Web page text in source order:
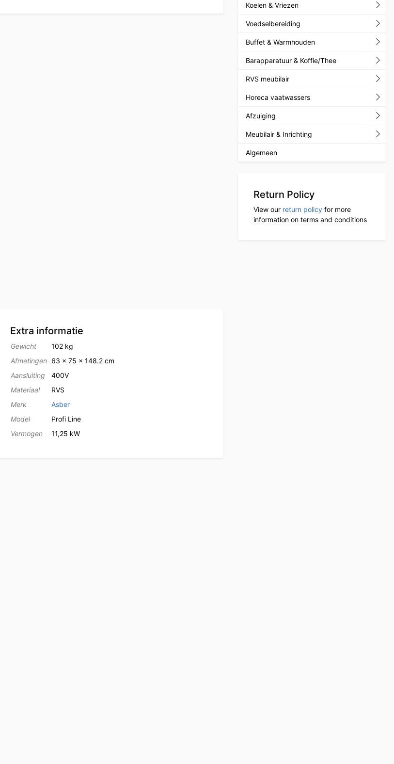
Extra informatie
Gewicht
102 kg
Afmetingen
63 × 75 × 148.2 cm
Aansluiting
400V
Materiaal
RVS
Merk
Asber
Model
Profi Line
Vermogen
11,25 kW
Koelen & Vriezen
Voedselbereiding
Buffet & Warmhouden
Barapparatuur & Koffie/Thee
RVS meubilair
Horeca vaatwassers
Afzuiging
Meubilair & Inrichting
Algemeen
Return Policy
View our return policy for more
information on terms and conditions